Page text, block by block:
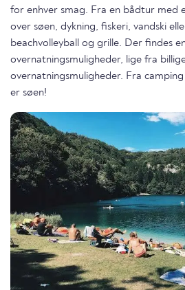
for enhver smag. Fra en bådtur med
over søen, dykning, fiskeri, vandski
beachvolleyball og grille. Der findes
overnatningsmuligheder, lige fra
overnatningsmuligheder. Fra
er søen!